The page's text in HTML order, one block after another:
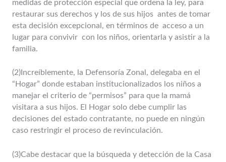
medidas de protección especial que ordena la ley, para
restaurar sus derechos y los de sus hijos antes de tomar
esta decisión excepcional, en términos de acceso a un
lugar para convivir con los niños, orientarla y asistir a la
familia.
(2)Increíblemente, la Defensoría Zonal, delegaba en el
“Hogar” donde estaban institucionalizados los niños a
manejar el criterio de “permisos” para que la mamá
visitara a sus hijos. El Hogar solo debe cumplir las
decisiones del estado contratante, no puede en ningún
caso restringir el proceso de revinculación.
(3)Cabe destacar que la búsqueda y detección de la Casa